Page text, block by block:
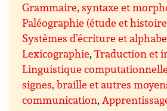
Grammaire, syntaxe et
Paléographie (étude et
Systèmes d’écriture et
Lexicographie,Traduction et
Linguistique computationnelle
signes, braille et autres
communication,